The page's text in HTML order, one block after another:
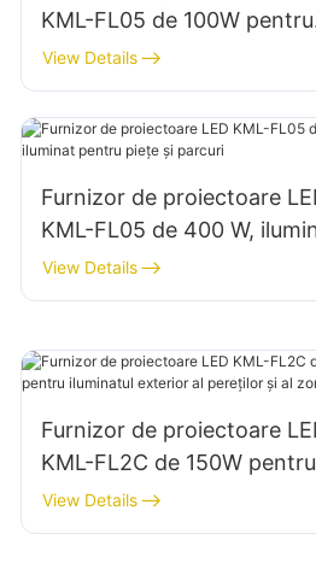
KML-FL05 de 100W pentru
fațadele clădirilor și
șantierelor de construcții
View Details
Furnizor de proiectoare
KML-FL05 de 400 W,
pentru piețe și parcuri
View Details
Furnizor de proiectoare
KML-FL2C de 150W pentru
iluminatul exterior al
al zonelor
View Details